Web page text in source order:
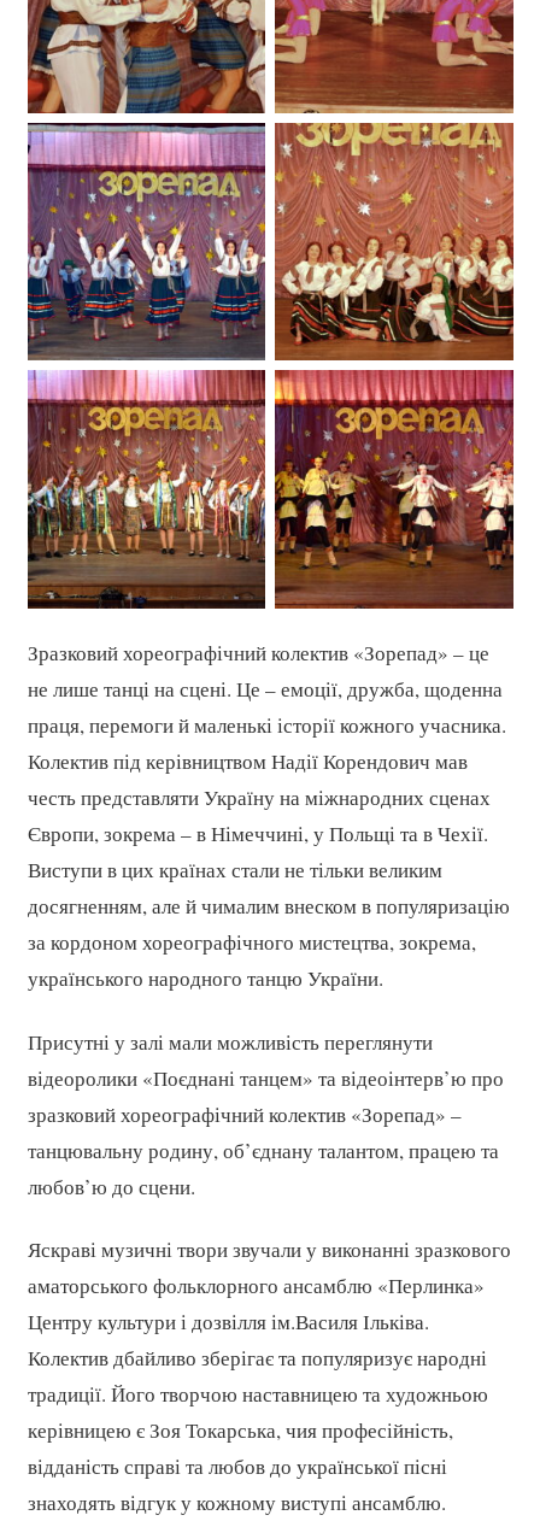
Зразковий хореографічний колектив «Зорепад» – це
не лише танці на сцені. Це – емоції, дружба, щоденна
праця, перемоги й маленькі історії кожного учасника.
Колектив під керівництвом Надії Корендович мав
честь представляти Україну на міжнародних сценах
Європи, зокрема – в Німеччині, у Польщі та в Чехії.
Виступи в цих країнах стали не тільки великим
досягненням, але й чималим внеском в популяризацію
за кордоном хореографічного мистецтва, зокрема,
українського народного танцю України.
Присутні у залі мали можливість переглянути
відеоролики «Поєднані танцем» та відеоінтерв’ю про
зразковий хореографічний колектив «Зорепад» –
танцювальну родину, об’єднану талантом, працею та
любов’ю до сцени.
Яскраві музичні твори звучали у виконанні зразкового
аматорського фольклорного ансамблю «Перлинка»
Центру культури і дозвілля ім.Василя Ільківа.
Колектив дбайливо зберігає та популяризує народні
традиції. Його творчою наставницею та художньою
керівницею є Зоя Токарська, чия професійність,
відданість справі та любов до української пісні
знаходять відгук у кожному виступі ансамблю.